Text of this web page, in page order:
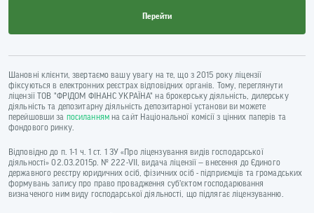
Перейти
Шановні клієнти, звертаємо вашу увагу на те, що з 2015 року ліцензії
фіксуються в електронних реєстрах відповідних органів. Тому, переглянути
ліцензії ТОВ "ФРІДОМ ФІНАНС УКРАЇНА" на брокерську діяльність, дилерську
діяльність та депозитарну діяльність депозитарної установи ви можете
перейшовши за посиланнямна сайт Національної комісії з цінних паперів та
фондового ринку.
Відповідно до п. 1-1 ч. 1 ст. 1 ЗУ «Про ліцензування видів господарської
діяльності» 02.03.2015р. № 222-VII, видача ліцензії — внесення до Єдиного
державного реєстру юридичних осіб, фізичних осіб - підприємців та громадських
формувань запису про право провадження суб’єктом господарювання
визначеного ним виду господарської діяльності, що підлягає ліцензуванню.